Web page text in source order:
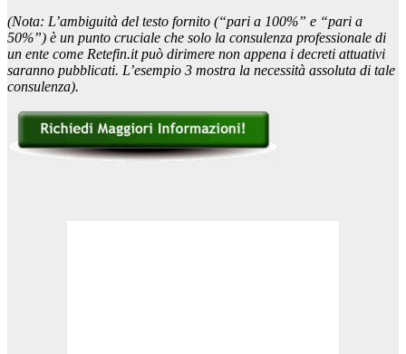
(Nota: L’ambiguità del testo fornito (“pari a 100%” e “pari a
50%”) è un punto cruciale che solo la consulenza professionale di
un ente come Retefin.it può dirimere non appena i decreti attuativi
saranno pubblicati. L’esempio 3 mostra la necessità assoluta di tale
consulenza).